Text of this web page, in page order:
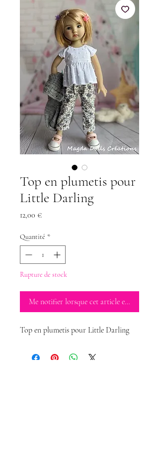
Top en plumetis pour
Little Darling
12,00 €Prix
Quantité *
Rupture de stock
Me notifier lorsque cet article est disponible
Top en plumetis pour Little Darling